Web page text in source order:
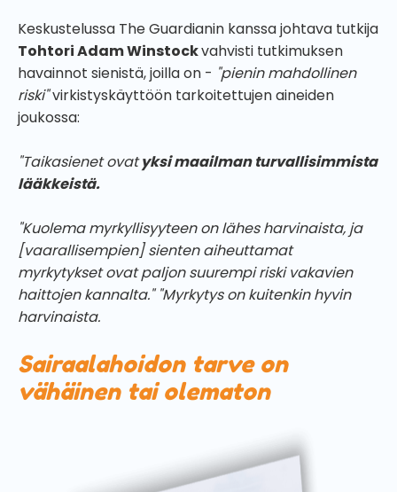
Keskustelussa The Guardianin kanssa johtava tutkija
Tohtori Adam Winstockvahvisti tutkimuksen
havainnot sienistä, joilla on - "pienin mahdollinen
riski"virkistyskäyttöön tarkoitettujen aineiden
joukossa:
"Taikasienet ovatyksi maailman turvallisimmista
lääkkeistä.
"Kuolema myrkyllisyyteen on lähes harvinaista, ja
[vaarallisempien] sienten aiheuttamat
myrkytykset ovat paljon suurempi riski vakavien
haittojen kannalta." "Myrkytys on kuitenkin hyvin
harvinaista.
Sairaalahoidon tarve on
vähäinen tai olematon